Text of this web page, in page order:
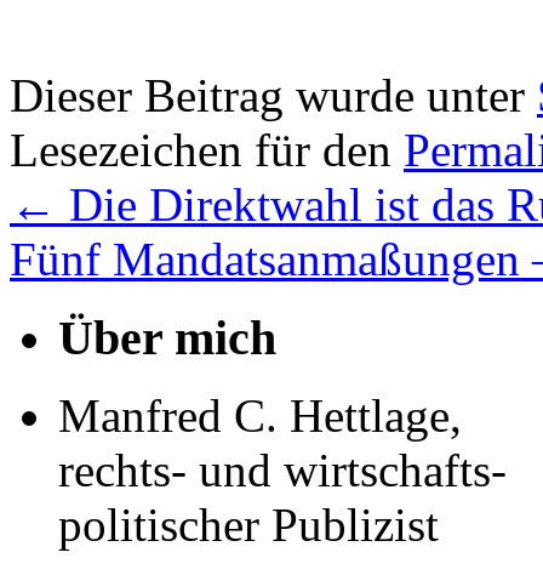
Dieser Beitrag wurde unter
Lesezeichen für den
← Die Direktwahl ist das
Fünf
Über mich
Manfred C. Hettlage,
rechts- und wirtschafts-
politischer Publizist